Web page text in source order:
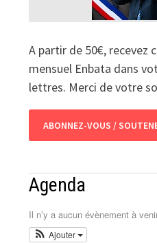
A partir de 50€, recevez
mensuel Enbata dans
lettres. Merci de votre
ABONNEZ-VOUS /
Agenda
Il n’y a aucun évènement à
Ajouter